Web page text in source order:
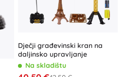
Dječji građevinski kran na
daljinsko upravljanje
Na skladištu